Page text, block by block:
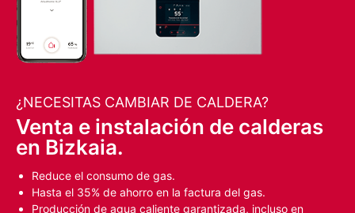
¿NECESITAS CAMBIAR DE CALDERA?
Venta e instalación de calderas
en Bizkaia.
Reduce el consumo de gas.
Hasta el 35% de ahorro en la factura del gas.
Producción de agua caliente garantizada, incluso en